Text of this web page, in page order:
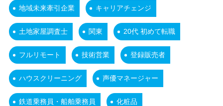
地域未来牽引企業 キャリアチェンジ
土地家屋調査士 関東 20代 初めて転職
フルリモート 技術営業 登録販売者
ハウスクリーニング 声優マネージャー
鉄道乗務員・船舶乗務員 化粧品